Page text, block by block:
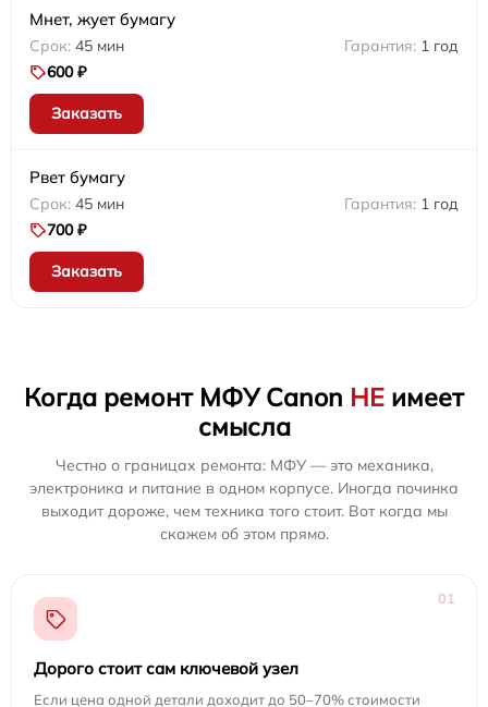
Мнет, жует бумагу
45 мин
1 год
600 ₽
Заказать
Рвет бумагу
45 мин
1 год
700 ₽
Заказать
Когда ремонт МФУ Canon НЕ имеет
смысла
Честно о границах ремонта: МФУ — это механика,
электроника и питание в одном корпусе. Иногда починка
выходит дороже, чем техника того стоит. Вот когда мы
скажем об этом прямо.
01
Дорого стоит сам ключевой узел
Если цена одной детали доходит до 50–70% стоимости